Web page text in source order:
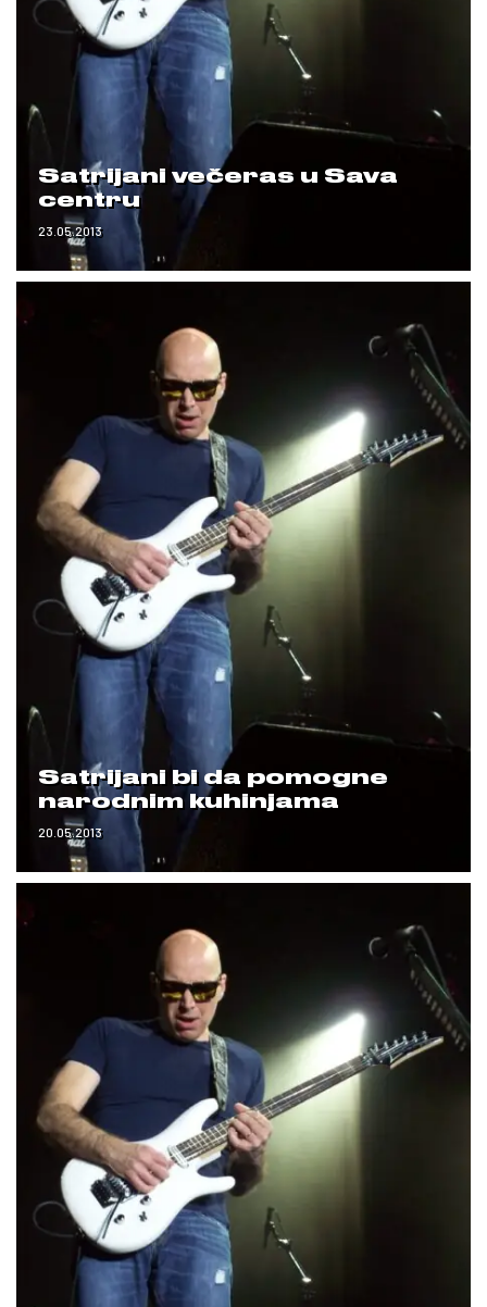
Satrijani večeras u Sava
centru
23.05.2013
Satrijani bi da pomogne
narodnim kuhinjama
20.05.2013